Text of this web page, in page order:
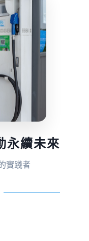
永續未來
實踐者